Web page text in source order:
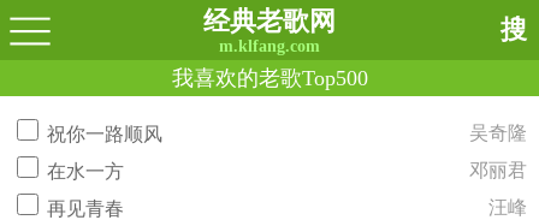
经典老歌网
m.klfang.com
搜
我喜欢的老歌Top500
祝你一路顺风
吴奇隆
在水一方
邓丽君
再见青春
汪峰